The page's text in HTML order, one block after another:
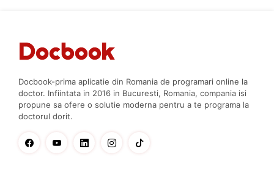
Docbook-prima aplicatie din Romania de programari online la
doctor. Infiintata in 2016 in Bucuresti, Romania, compania isi
propune sa ofere o solutie moderna pentru a te programa la
doctorul dorit.